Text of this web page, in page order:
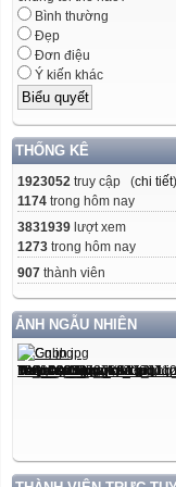
Bình thường
Đẹp
Đơn điệu
Ý kiến khác
THỐNG KÊ
1923052 truy cập (chi tiết)
1174 trong hôm nay
3831939 lượt xem
1273 trong hôm nay
907 thành viên
ẢNH NGẪU NHIÊN